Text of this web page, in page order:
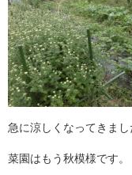
急に涼しくなってきまし
菜園はもう秋模様です。